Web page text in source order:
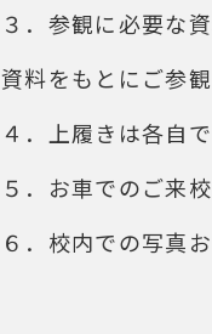
３．参観に必要な
資料をもとにご参観
４．上履きは各自
５．お車でのご来
６．校内での写真